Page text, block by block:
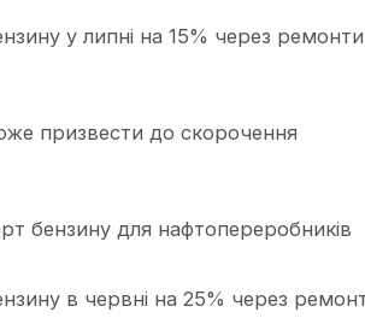
у липні на 15% через ремонти
призвести до скорочення
бензину для нафтопереробників
в червні на 25% через